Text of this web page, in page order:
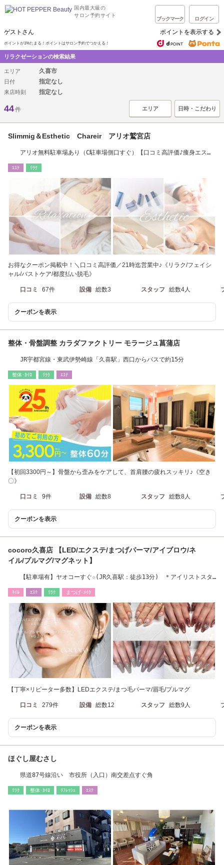
国内最大級の
サロン予約サイト
ブックマーク ログイン
ゲストさん ポイントを表示する
ポイントが1%たまる！ポイントはサロン予約でつかえる！
リラクゼーションの検索結果
エリア 久喜市
日付 指定なし
来店時刻 指定なし
44件 エリア 日時・こだわり
Slimmig＆Esthetic Chareir アリオ鷲宮店
アリオ無料駐車場あり（C駐車場側口すぐ）【口コミ高評価♪痩身エス
ｴｽﾃ ﾘﾗｸ
お得なクーポン掲載中！＼口コミ高評価／21時迄営業中♪《リラク/フェイシ
ャル/バストケア/都度払い脱毛》
口コミ 67件 設備 総数3 スタッフ 総数4人
クーポンを表示
整体・骨盤調整 カラダファクトリー モラージュ菖蒲店
JR宇都宮線・東武伊勢崎線「久喜駅」西口からバスで約15分
整体･ｶｲﾛ ﾘﾗｸ ｴｽﾃ
【初回3300円～】骨盤から歪みをケアして、首肩腰の疲れスッキリ♪《空き
〇》
口コミ 9件 設備 総数8 スタッフ 総数8人
クーポンを表示
cocoro久喜店 【LED/エクステ/まつげパーマ/アイブロウ/ネ
イル/プルマグ/マグネット】
【駐車場有】ヤオコーすぐ☆(JR久喜駅：徒歩13分) ＊アイリストスタ
ﾈｲﾙ ｴｽﾃ ﾘﾗｸ まつげ･ﾒｲｸ
【丁寧×リピーター多数】LEDエクステ/まつ毛パーマ/眉毛/プルマグ
口コミ 279件 設備 総数12 スタッフ 総数9人
クーポンを表示
ほぐし屋むさし
県道87号線沿い 市役所（入口）南交差点すぐ角
ﾘﾗｸ 整体･ｶｲﾛ ﾘﾌﾚｯｼｭ ｴｽﾃ